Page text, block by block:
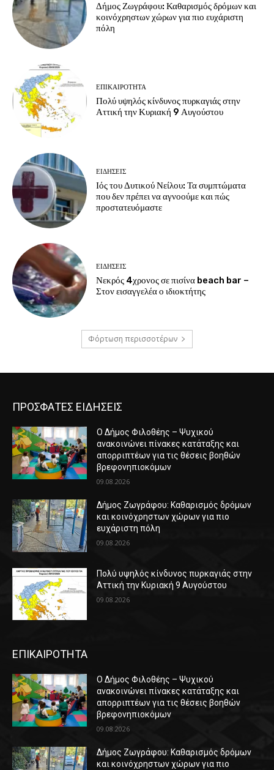
Δήμος Ζωγράφου: Καθαρισμός δρόμων και
κοινόχρηστων χώρων για πιο ευχάριστη
πόλη
ΕΠΙΚΑΙΡΟΤΗΤΑ
Πολύ υψηλός κίνδυνος πυρκαγιάς στην
Αττική την Κυριακή 9 Αυγούστου
ΕΙΔΗΣΕΙΣ
Ιός του Δυτικού Νείλου: Τα συμπτώματα
που δεν πρέπει να αγνοούμε και πώς
προστατευόμαστε
ΕΙΔΗΣΕΙΣ
Νεκρός 4χρονος σε πισίνα beach bar –
Στον εισαγγελέα ο ιδιοκτήτης
Φόρτωση περισσοτέρων
ΠΡΟΣΦΑΤΕΣ ΕΙΔΗΣΕΙΣ
Ο Δήμος Φιλοθέης – Ψυχικού
ανακοινώνει πίνακες κατάταξης και
απορριπτέων για τις θέσεις βοηθών
βρεφονηπιοκόμων
09.08.2026
Δήμος Ζωγράφου: Καθαρισμός δρόμων
και κοινόχρηστων χώρων για πιο
ευχάριστη πόλη
09.08.2026
Πολύ υψηλός κίνδυνος πυρκαγιάς στην
Αττική την Κυριακή 9 Αυγούστου
09.08.2026
ΕΠΙΚΑΙΡΟΤΗΤΑ
Ο Δήμος Φιλοθέης – Ψυχικού
ανακοινώνει πίνακες κατάταξης και
απορριπτέων για τις θέσεις βοηθών
βρεφονηπιοκόμων
09.08.2026
Δήμος Ζωγράφου: Καθαρισμός δρόμων
και κοινόχρηστων χώρων για πιο